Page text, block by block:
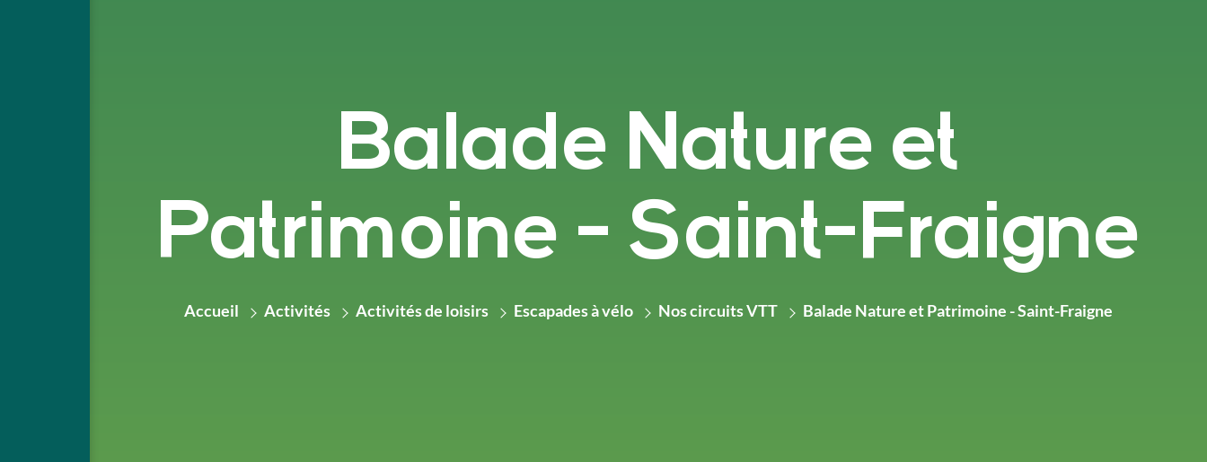
Balade Nature et
Patrimoine - Saint-Fraigne
Accueil Activités Activités de loisirs Escapades à vélo Nos circuits VTT Balade Nature et Patrimoine - Saint-Fraigne